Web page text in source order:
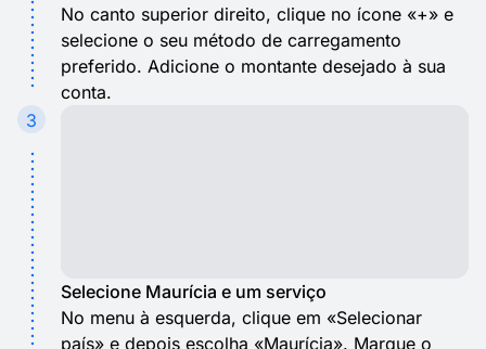
No canto superior direito, clique no ícone «+» e
selecione o seu método de carregamento
preferido. Adicione o montante desejado à sua
conta.
3
Selecione Maurícia e um serviço
No menu à esquerda, clique em «Selecionar
país» e depois escolha «Maurícia». Marque o